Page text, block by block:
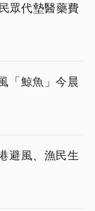
眾代墊醫藥費
「鯨魚」今晨
避風、漁民生